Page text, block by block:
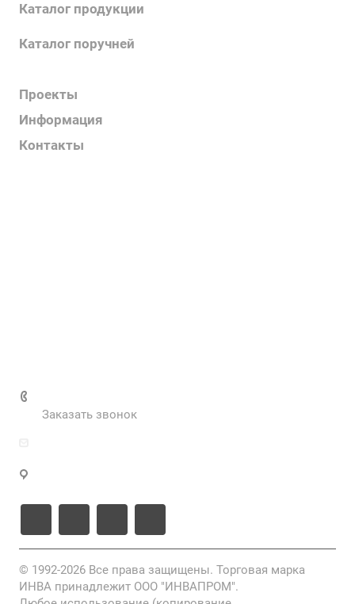
Каталог продукции
Каталог поручней
Проекты
Информация
Контакты
Заказать звонок
© 1992-2026 Все права защищены. Торговая марка
ИНВА принадлежит ООО "ИНВАПРОМ".